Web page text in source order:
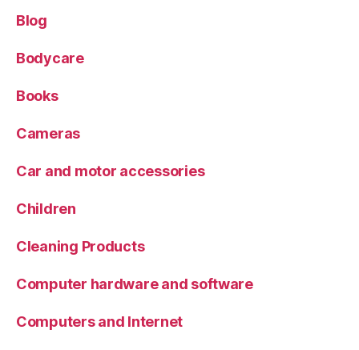
Blog
Bodycare
Books
Cameras
Car and motor accessories
Children
Cleaning Products
Computer hardware and software
Computers and Internet